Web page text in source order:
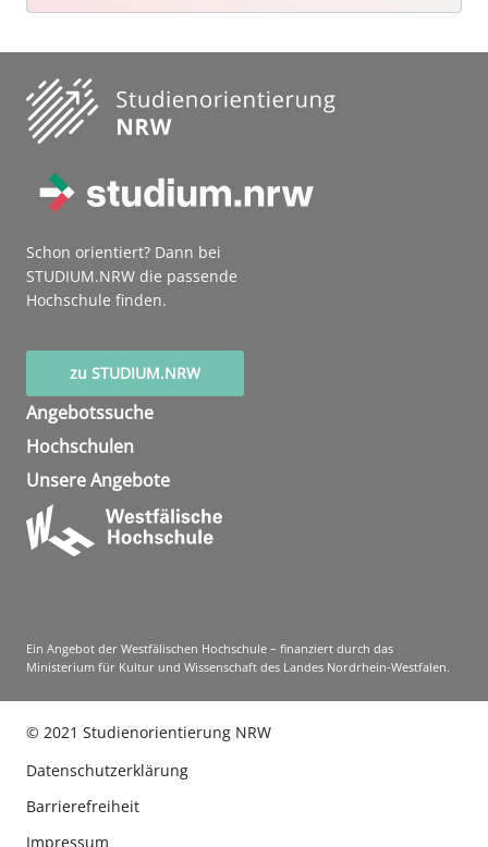
Schon orientiert? Dann bei
STUDIUM.NRW die passende
Hochschule finden.
zu STUDIUM.NRW
Angebotssuche
Hochschulen
Unsere Angebote
Ein Angebot der Westfälischen Hochschule – finanziert durch das
Ministerium für Kultur und Wissenschaft des Landes Nordrhein-Westfalen.
© 2021 Studienorientierung NRW
Datenschutzerklärung
Barrierefreiheit
Impressum